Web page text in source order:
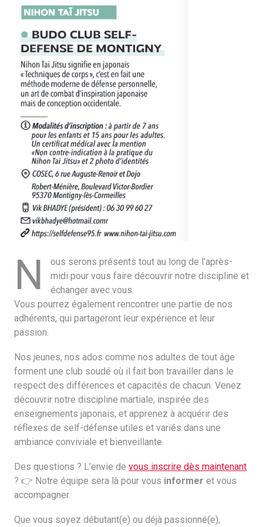
N
ous serons présents tout au long de l’après-
midi pour vous faire découvrir notre discipline et
échanger avec vous.
Vous pourrez également rencontrer une partie de nos
adhérents, qui partageront leur expérience et leur
passion.
Nos jeunes, nos ados comme nos adultes de tout âge
forment une club soudé où il fait bon travailler dans le
respect des différences et capacités de chacun. Venez
découvrir notre discipline martiale, inspirée des
enseignements japonais, et apprenez à acquérir des
réflexes de self-défense utiles et variés dans une
ambiance conviviale et bienveillante.
Des questions ? L’envie de vous inscrire dès maintenant
? 👉 Notre équipe sera là pour vous informer et vous
accompagner.
Que vous soyez débutant(e) ou déjà passionné(e),